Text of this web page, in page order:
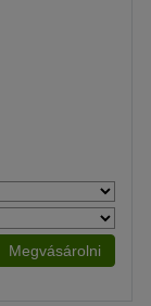
Megvásárolni